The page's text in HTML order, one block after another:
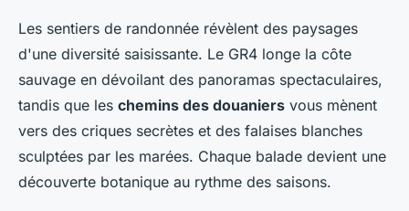
Les sentiers de randonnée révèlent des paysages
d'une diversité saisissante. Le GR4 longe la côte
sauvage en dévoilant des panoramas spectaculaires,
tandis que les chemins des douaniers vous mènent
vers des criques secrètes et des falaises blanches
sculptées par les marées. Chaque balade devient une
découverte botanique au rythme des saisons.